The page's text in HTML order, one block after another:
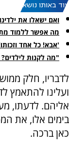
עוד באותו נושא:
ואם ישאלו את
מה אפשר ללמוד
'אבא! כל אחד
"מה לקנות
לדבריו, חלק
ועלינו להתאמץ
אליהם. לדעתו,
בימים אלו, את
כאן ברכה.